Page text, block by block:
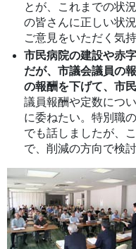
とが、これまでの状
の皆さんに正しい状
ご意見をいただく気
市民病院の建設や赤
だが、市議会議員の
の報酬を下げて、市
議員報酬や定数につ
に委ねたい。特別職
でも話しましたが、
で、削減の方向で検